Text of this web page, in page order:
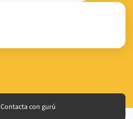
Contacta con gurú